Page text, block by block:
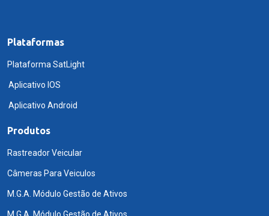
Plataformas
Plataforma SatLight
Aplicativo IOS
Aplicativo Android
Produtos
Rastreador Veicular
Câmeras Para Veiculos
M.G.A. Módulo Gestão de Ativos